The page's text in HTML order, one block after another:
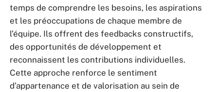
temps de comprendre les besoins, les aspirations
et les préoccupations de chaque membre de
l’équipe. Ils offrent des feedbacks constructifs,
des opportunités de développement et
reconnaissent les contributions individuelles.
Cette approche renforce le sentiment
d’appartenance et de valorisation au sein de